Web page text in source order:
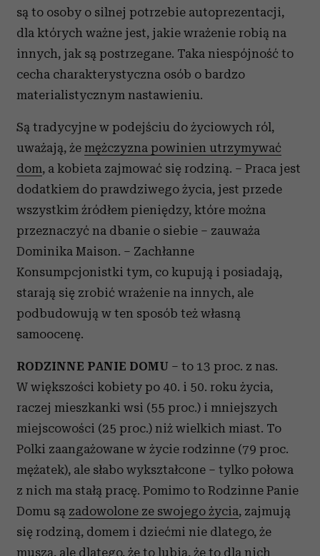
są to osoby o silnej potrzebie autoprezentacji,
dla których ważne jest, jakie wrażenie robią na
innych, jak są postrzegane. Taka niespójność to
cecha charakterystyczna osób o bardzo
materialistycznym nastawieniu.
Są tradycyjne w podejściu do życiowych ról,
uważają, że mężczyzna powinien utrzymywać
dom, a kobieta zajmować się rodziną. – Praca jest
dodatkiem do prawdziwego życia, jest przede
wszystkim źródłem pieniędzy, które można
przeznaczyć na dbanie o siebie – zauważa
Dominika Maison. – Zachłanne
Konsumpcjonistki tym, co kupują i posiadają,
starają się zrobić wrażenie na innych, ale
podbudowują w ten sposób też własną
samoocenę.
RODZINNE PANIE DOMU – to 13 proc. z nas.
W większości kobiety po 40. i 50. roku życia,
raczej mieszkanki wsi (55 proc.) i mniejszych
miejscowości (25 proc.) niż wielkich miast. To
Polki zaangażowane w życie rodzinne (79 proc.
mężatek), ale słabo wykształcone – tylko połowa
z nich ma stałą pracę. Pomimo to Rodzinne Panie
Domu są zadowolone ze swojego życia, zajmują
się rodziną, domem i dziećmi nie dlatego, że
muszą, ale dlatego, że to lubią, że to dla nich